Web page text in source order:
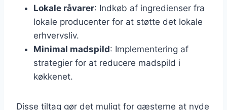
Lokale råvarer: Indkøb af ingredienser fra
lokale producenter for at støtte det lokale
erhvervsliv.
Minimal madspild: Implementering af
strategier for at reducere madspild i
køkkenet.
Disse tiltag gør det muligt for gæsterne at nyde